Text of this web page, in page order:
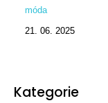
móda
21. 06. 2025
Kategorie